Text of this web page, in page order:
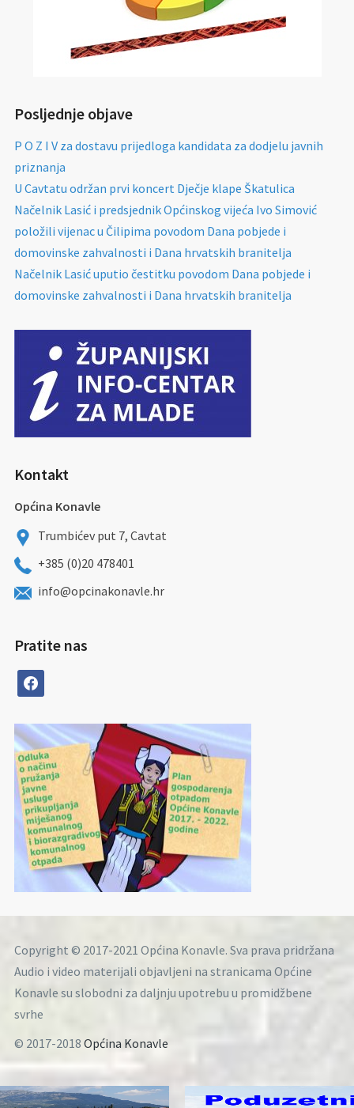
Posljednje objave
P O Z I V za dostavu prijedloga kandidata za dodjelu javnih
priznanja
U Cavtatu održan prvi koncert Dječje klape Škatulica
Načelnik Lasić i predsjednik Općinskog vijeća Ivo Simović
položili vijenac u Čilipima povodom Dana pobjede i
domovinske zahvalnosti i Dana hrvatskih branitelja
Načelnik Lasić uputio čestitku povodom Dana pobjede i
domovinske zahvalnosti i Dana hrvatskih branitelja
Kontakt
Općina Konavle
Trumbićev put 7, Cavtat
+385 (0)20 478401
info@opcinakonavle.hr
Pratite nas
facebook
Copyright © 2017-2021 Općina Konavle. Sva prava pridržana
Audio i video materijali objavljeni na stranicama Općine
Konavle su slobodni za daljnju upotrebu u promidžbene
svrhe
© 2017-2018 Općina Konavle